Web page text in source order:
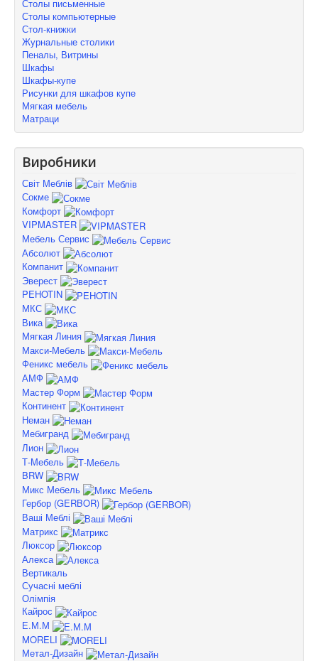
Столы письменные
Столы компьютерные
Стол-книжки
Журнальные столики
Пеналы, Витрины
Шкафы
Шкафы-купе
Рисунки для шкафов купе
Мягкая мебель
Матраци
Виробники
Світ Меблів
Сокме
Комфорт
VIPMASTER
Мебель Сервис
Абсолют
Компанит
Эверест
PEHOTIN
МКС
Вика
Мягкая Линия
Макси-Мебель
Феникс мебель
АМФ
Мастер Форм
Континент
Неман
Мебигранд
Лион
Т-Мебель
BRW
Микс Мебель
Гербор (GERBOR)
Ваші Меблі
Матрикс
Люксор
Алекса
Вертикаль
Сучасні меблі
Олімпія
Кайрос
Е.М.М
MORELI
Метал-Дизайн